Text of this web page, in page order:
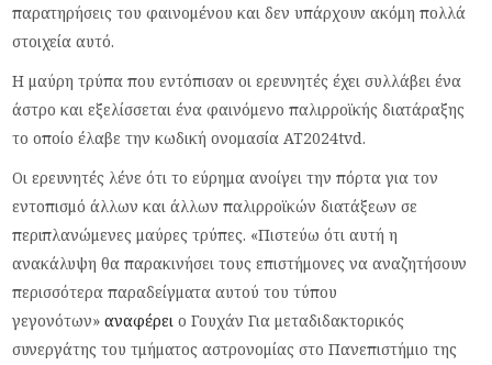
παρατηρήσεις του φαινομένου και δεν υπάρχουν ακόμη πολλά
στοιχεία αυτό.
Η μαύρη τρύπα που εντόπισαν οι ερευνητές έχει συλλάβει ένα
άστρο και εξελίσσεται ένα φαινόμενο παλιρροϊκής διατάραξης
το οποίο έλαβε την κωδική ονομασία AT2024tvd.
Οι ερευνητές λένε ότι το εύρημα ανοίγει την πόρτα για τον
εντοπισμό άλλων και άλλων παλιρροϊκών διατάξεων σε
περιπλανώμενες μαύρες τρύπες. «Πιστεύω ότι αυτή η
ανακάλυψη θα παρακινήσει τους επιστήμονες να αναζητήσουν
περισσότερα παραδείγματα αυτού του τύπου
γεγονότων»αναφέρει ο Γουχάν Για μεταδιδακτορικός
συνεργάτης του τμήματος αστρονομίας στο Πανεπιστήμιο της